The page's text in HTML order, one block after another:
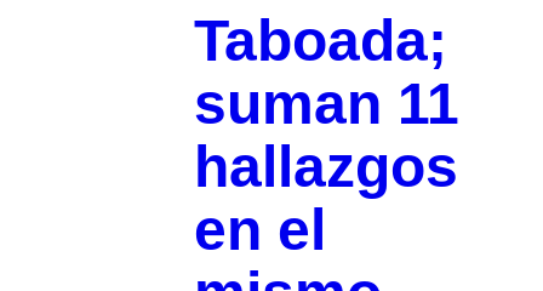
Taboada;
suman 11
hallazgos
en el